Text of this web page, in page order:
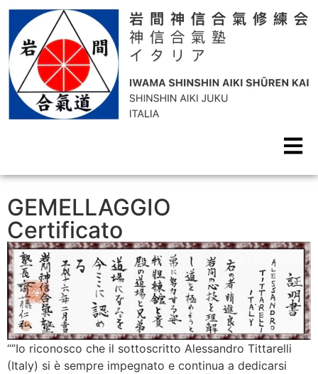
GEMELLAGGIO
Certificato
“”Io riconosco che il sottoscritto Alessandro Tittarelli
(Italy) si è sempre impegnato e continua a dedicarsi